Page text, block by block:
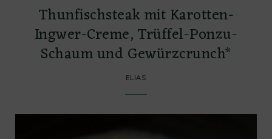
Thunfischsteak mit Karotten-
Ingwer-Creme, Trüffel-Ponzu-
Schaum und Gewürzcrunch*
ELIAS